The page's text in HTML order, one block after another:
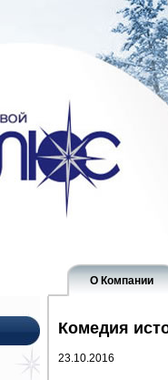
О Компании
Комедия
23.10.2016